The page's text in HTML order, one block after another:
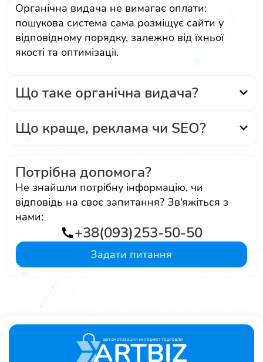
Органічна видача не вимагає оплати:
пошукова система сама розміщує сайти у
відповідному порядку, залежно від їхньої
якості та оптимізації.
Що таке органічна видача?
Що краще, реклама чи SEO?
Потрібна допомога?
Не знайшли потрібну інформацію, чи
відповідь на своє запитання? Зв'яжіться з
нами:
+38(093)253-50-50
Задати питання